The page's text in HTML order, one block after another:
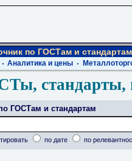
по ГОСТам и стандартам
Аналитика и цены
стандарты,
ГОСТам и стандартам
по дате по